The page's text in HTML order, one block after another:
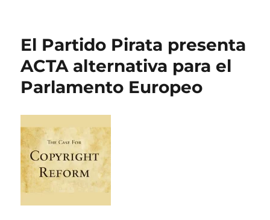
muestra
de
luz
de
El Partido Pirata presenta
ACTA alternativa para el
Parlamento Europeo